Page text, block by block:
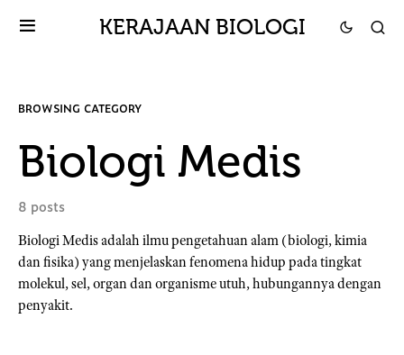
KERAJAAN BIOLOGI
BROWSING CATEGORY
Biologi Medis
8 posts
Biologi Medis adalah ilmu pengetahuan alam (biologi, kimia
dan fisika) yang menjelaskan fenomena hidup pada tingkat
molekul, sel, organ dan organisme utuh, hubungannya dengan
penyakit.